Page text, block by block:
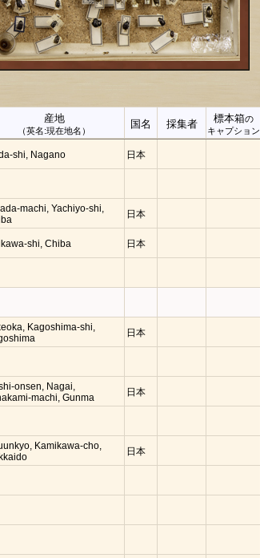
産地
（英名:現在地名）
国名 採集者 標本箱の
キャプション
shi, Nagano 日本
machi, Yachiyo-shi,
日本
shi, Chiba 日本
Kagoshima-shi,
日本
onsen, Nagai,
machi, Gunma
日本
Kamikawa-cho,
日本